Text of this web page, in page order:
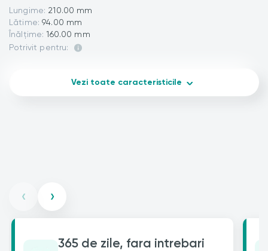
Lungime: 210.00 mm
Lătime: 94.00 mm
Înălțime: 160.00 mm
Potrivit pentru:
Vezi toate caracteristicile
‹ ›
365 de zile, fara intrebari